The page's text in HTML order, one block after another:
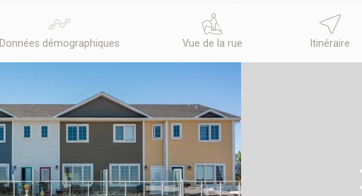
Données démographiques Vue de la rue Itinéraire